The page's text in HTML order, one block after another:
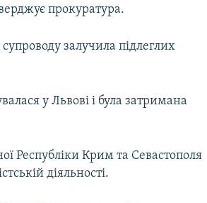
прокуратура.
залучила підлеглих
у Львові і була затримана
Республіки Крим та Севастополя
діяльності.